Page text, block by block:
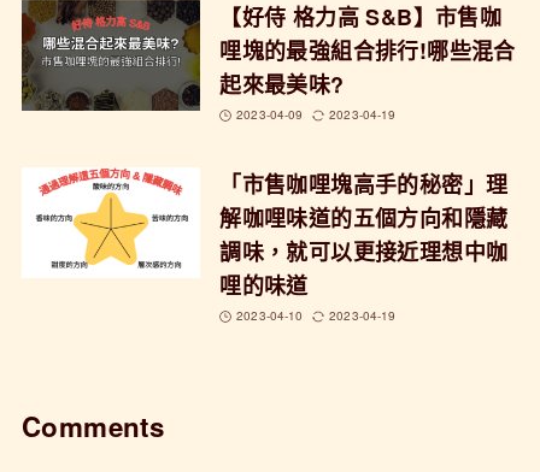
【好侍 格力高 S&B】市售咖
哩塊的最強組合排行!哪些混合
起來最美味?
2023-04-09 2023-04-19
「市售咖哩塊高手的秘密」理
解咖哩味道的五個方向和隱藏
調味，就可以更接近理想中咖
哩的味道
2023-04-10 2023-04-19
Comments